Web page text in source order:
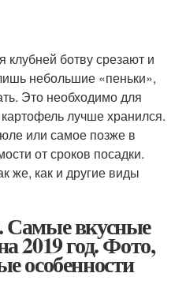
ботву срезают и
небольшие «пеньки»,
Это необходимо для
лучше хранился.
или самое позже в
от сроков посадки.
же, как и другие виды
Самые вкусные
2019 год. Фото,
особенности